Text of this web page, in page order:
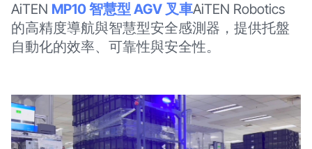
AiTEN MP10 智慧型 AGV 叉車AiTEN Robotics
的高精度導航與智慧型安全感測器，提供托盤
自動化的效率、可靠性與安全性。